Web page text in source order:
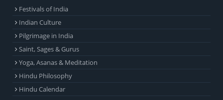
Festivals of India
Indian Culture
Pilgrimage in India
Saint, Sages & Gurus
Yoga, Asanas & Meditation
Hindu Philosophy
Hindu Calendar